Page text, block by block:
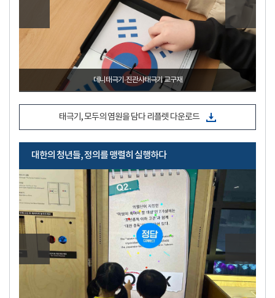
산돌손양원기념관_2024. 8. 14. ~ 9. 21.
태극기, 모두의 염원을 담다 리플렛 다운로드
대한의 청년들, 정의를 맹렬히 실행하다